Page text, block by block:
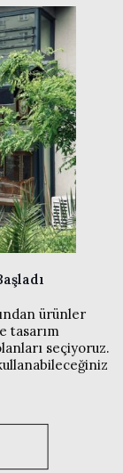
ürünler
tasarım
seçiyoruz.